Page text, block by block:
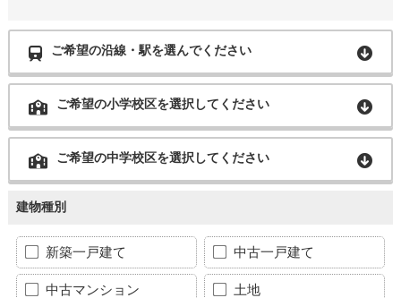
ご希望の沿線・駅を選んでください
ご希望の小学校区を選択してください
ご希望の中学校区を選択してください
建物種別
新築一戸建て 中古一戸建て
中古マンション 土地